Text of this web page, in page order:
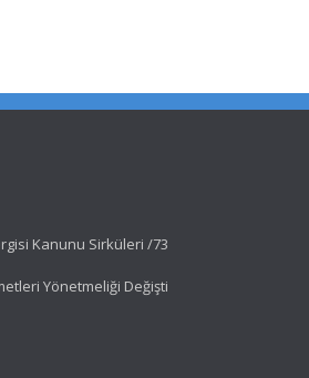
Kanunu Sirküleri /73
Yönetmeliği Değişti